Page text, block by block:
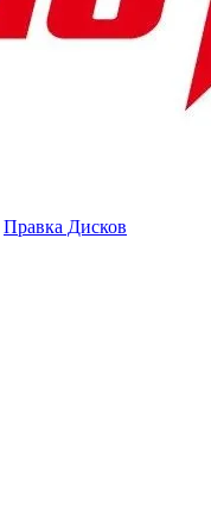
Правка Дисков